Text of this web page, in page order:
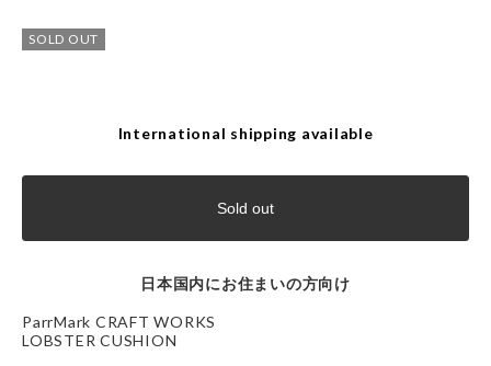
SOLD OUT
International shipping available
Sold out
日本国内にお住まいの方向け
ParrMark CRAFT WORKS
LOBSTER CUSHION